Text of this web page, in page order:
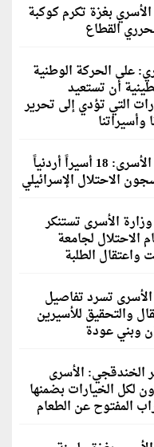
بغزة تكرم كوكبة
القطاع
على الحركة الوطنية
أن تستعيد
التي تؤدي إلى تحرير
وأسيراتنا
هيئة الأسرى: 18 أسيراً أردنياً
الاحتلال الإسرائيلي
الأسرى تستنكر
الاحتلال لجامعة
واعتقال الطلبة
تسرد تفاصيل
والتحقيق للأسيرين
وبني عودة
الخندقجي: الأسرى
لكل الخيارات بضمنها
المفتوح عن الطعام